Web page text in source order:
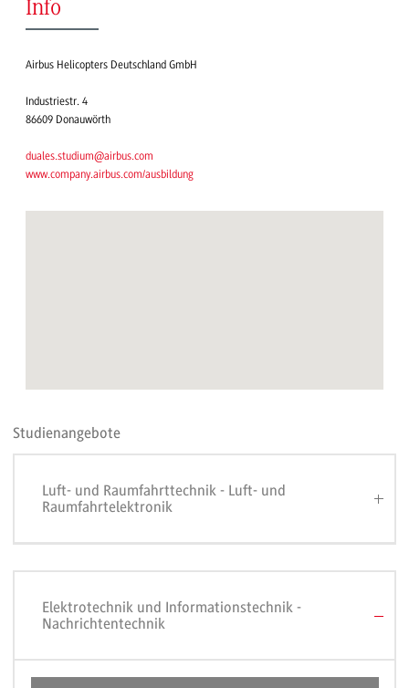
Info
Airbus Helicopters Deutschland GmbH
Industriestr. 4
86609 Donauwörth
duales.studium@airbus.com
www.company.airbus.com/ausbildung
Studienangebote
Luft- und Raumfahrttechnik - Luft- und
Raumfahrtelektronik
Elektrotechnik und Informationstechnik -
Nachrichtentechnik